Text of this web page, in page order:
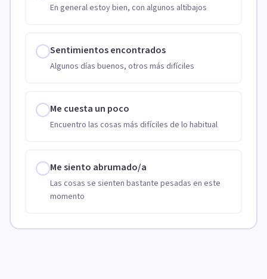
En general estoy bien, con algunos altibajos
Sentimientos encontrados
Algunos días buenos, otros más difíciles
Me cuesta un poco
Encuentro las cosas más difíciles de lo habitual
Me siento abrumado/a
Las cosas se sienten bastante pesadas en este
momento